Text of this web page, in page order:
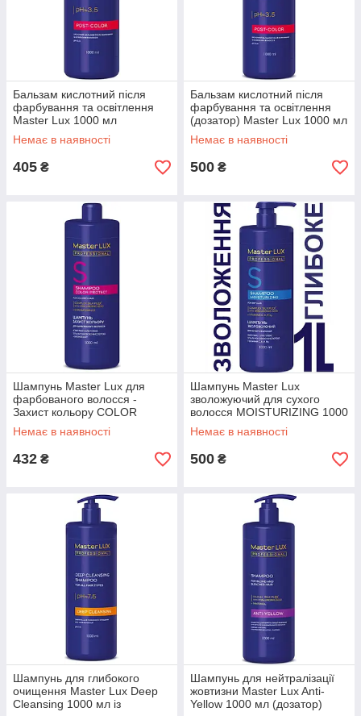
Бальзам кислотний після
фарбування та освітлення
Master Lux 1000 мл
Немає в наявності
405 ₴
Бальзам кислотний після
фарбування та освітлення
(дозатор) Master Lux 1000 мл
Немає в наявності
500 ₴
Шампунь Master Lux для
фарбованого волосся -
Захист кольору COLOR
PROTECT 1000 мл
Немає в наявності
432 ₴
Шампунь Мaster Lux
зволожуючий для сухого
волосся MOISTURIZING 1000
мл AVADONA
Немає в наявності
500 ₴
Шампунь для глибокого
очищення Master Lux Deep
Cleansing 1000 мл із
Шампунь для нейтралізації
жовтизни Master Lux Anti-
Yellow 1000 мл (дозатор)